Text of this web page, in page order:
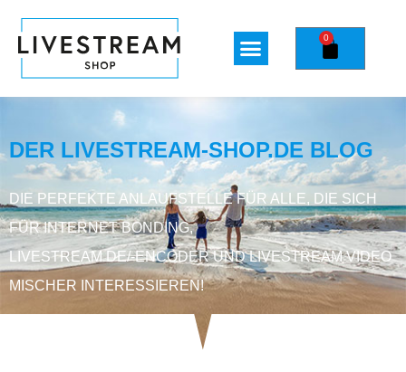
0
DER LIVESTREAM-SHOP.DE BLOG
DIE PERFEKTE ANLAUFSTELLE FÜR ALLE, DIE SICH
FÜR INTERNET BONDING,
LIVESTREAM DE/-ENCODER UND LIVESTREAM VIDEO
MISCHER INTERESSIEREN!